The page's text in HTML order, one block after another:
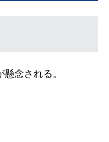
念される。